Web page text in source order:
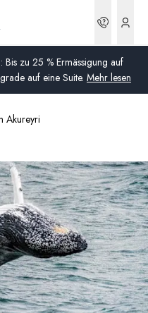
zu 25 % Ermässigung auf
auf eine Suite. Mehr lesen
Schottland, Wales
Akureyri